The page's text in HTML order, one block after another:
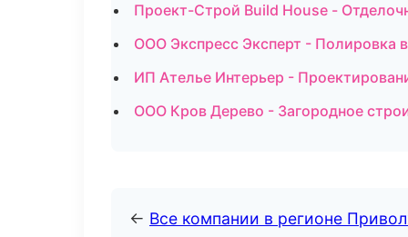
Проект-Строй Build House -
ООО Экспресс Эксперт - Полировка
ИП Ателье Интерьер -
ООО Кров Дерево - Загородное
← Все компании в регионе